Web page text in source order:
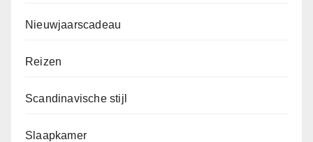
Nieuwjaarscadeau
Reizen
Scandinavische stijl
Slaapkamer